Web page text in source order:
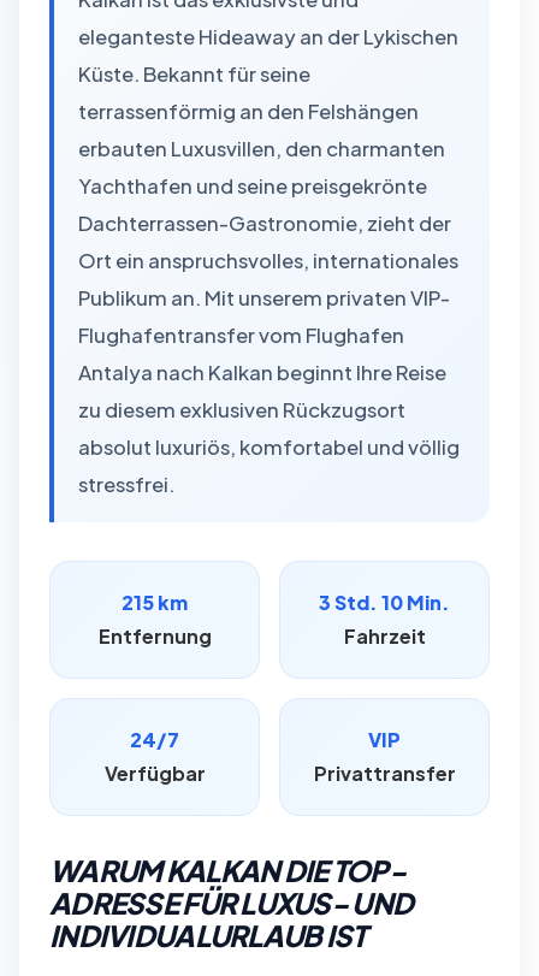
eleganteste Hideaway an der Lykischen
Küste. Bekannt für seine
terrassenförmig an den Felshängen
erbauten Luxusvillen, den charmanten
Yachthafen und seine preisgekrönte
Dachterrassen-Gastronomie, zieht der
Ort ein anspruchsvolles, internationales
Publikum an. Mit unserem privaten VIP-
Flughafentransfer vom Flughafen
Antalya nach Kalkan beginnt Ihre Reise
zu diesem exklusiven Rückzugsort
absolut luxuriös, komfortabel und völlig
stressfrei.
215 km
Entfernung
3 Std. 10 Min.
Fahrzeit
24/7
Verfügbar
VIP
Privattransfer
WARUM KALKAN DIE TOP-
ADRESSE FÜR LUXUS- UND
INDIVIDUALURLAUB IST